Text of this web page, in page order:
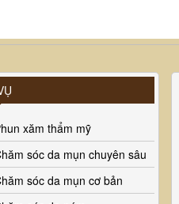
xăm thẩm mỹ
sóc da mụn chuyên sâu
sóc da mụn cơ bản